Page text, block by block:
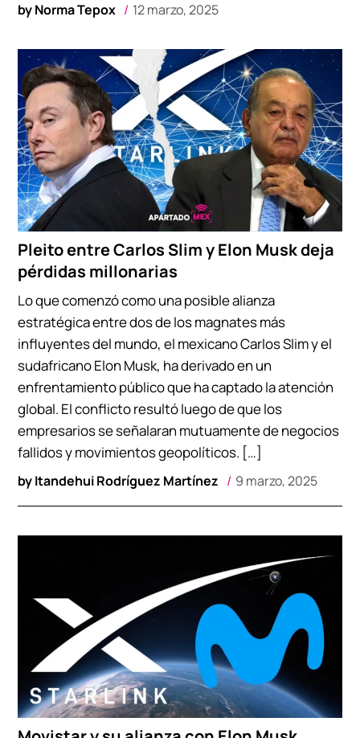
byNorma Tepox 12 marzo, 2025
Pleito entre Carlos Slim y Elon Musk deja
pérdidas millonarias
byItandehui Rodríguez Martínez 9 marzo, 2025
Lo que comenzó como una posible alianza
estratégica entre dos de los magnates más
influyentes del mundo, el mexicano Carlos Slim y el
sudafricano Elon Musk, ha derivado en un
enfrentamiento público que ha captado la atención
global. El conflicto resultó luego de que los
empresarios se señalaran mutuamente de negocios
fallidos y movimientos geopolíticos. […]